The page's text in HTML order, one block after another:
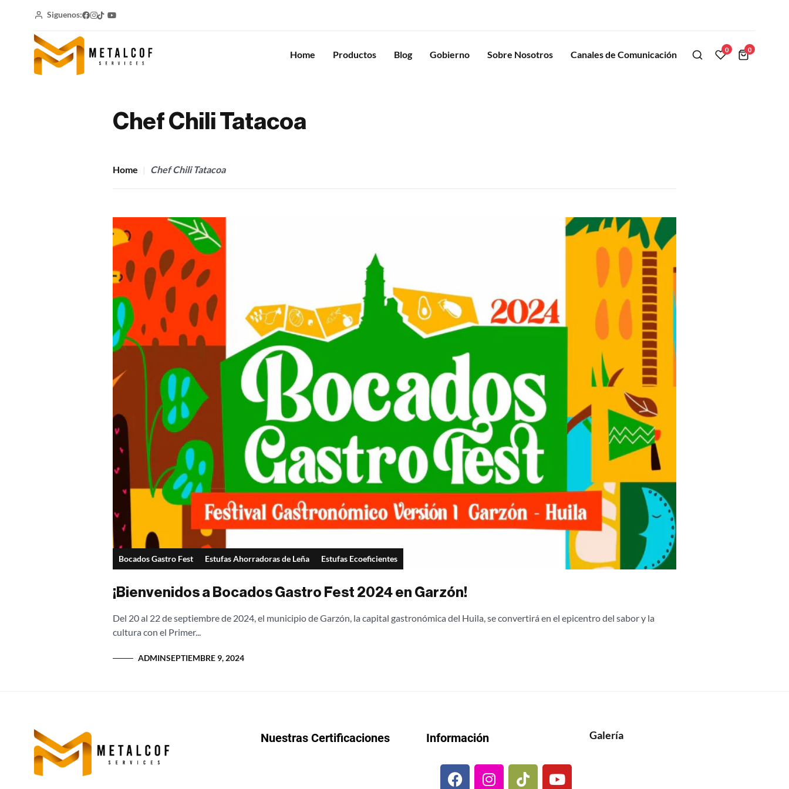
Siguenos:
Home Productos Blog Gobierno Sobre Nosotros Canales de Comunicación 0 0
Chef Chili Tatacoa
Home Chef Chili Tatacoa
Bocados Gastro Fest Estufas Ahorradoras de Leña Estufas Ecoeficientes
¡Bienvenidos a Bocados Gastro Fest 2024 en Garzón!
Del 20 al 22 de septiembre de 2024, el municipio de Garzón, la capital gastronómica del Huila, se convertirá en el epicentro del sabor y la
cultura con el Primer...
ADMINSEPTIEMBRE 9, 2024
Nuestras Certificaciones Información Galería